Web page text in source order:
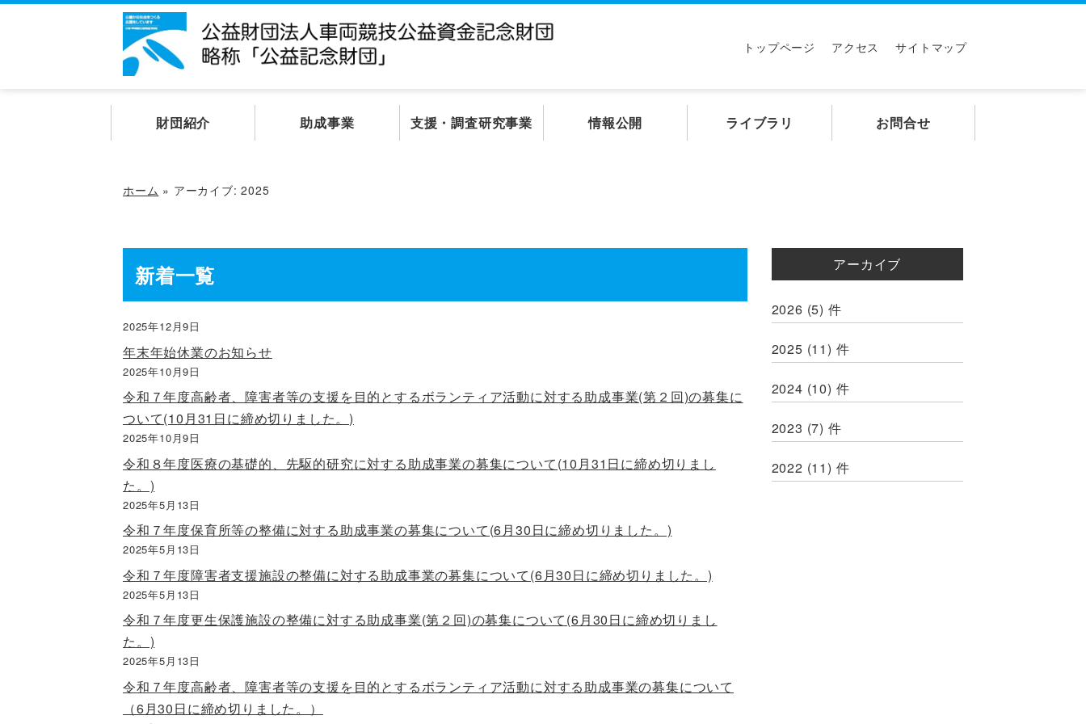
トップページ アクセス サイトマップ
財団紹介 助成事業 支援・調査研究事業 情報公開 ライブラリ お問合せ
ホーム » アーカイブ: 2025
新着一覧
2025年12月9日
年末年始休業のお知らせ
2025年10月9日
令和７年度高齢者、障害者等の支援を目的とするボランティア活動に対する助成事業(第２回)の募集に
ついて(10月31日に締め切りました。)
2025年10月9日
令和８年度医療の基礎的、先駆的研究に対する助成事業の募集について(10月31日に締め切りまし
た。)
2025年5月13日
令和７年度保育所等の整備に対する助成事業の募集について(6月30日に締め切りました。)
2025年5月13日
令和７年度障害者支援施設の整備に対する助成事業の募集について(6月30日に締め切りました。)
2025年5月13日
令和７年度更生保護施設の整備に対する助成事業(第２回)の募集について(6月30日に締め切りまし
た。)
2025年5月13日
令和７年度高齢者、障害者等の支援を目的とするボランティア活動に対する助成事業の募集について
（6月30日に締め切りました。）
アーカイブ
2026 (5) 件
2025 (11) 件
2024 (10) 件
2023 (7) 件
2022 (11) 件